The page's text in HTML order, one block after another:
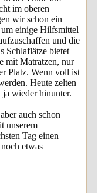
im oberen
wir schon ein
einige Hilfsmittel
und die
Schlaflätze bietet
mit Matratzen, nur
Platz. Wenn voll ist
Heute zelten
wieder hinunter.
auch schon
unserem
Tag einen
etwas